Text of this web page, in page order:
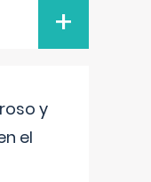
+
y
el